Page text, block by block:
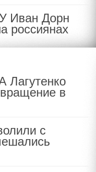
Иван Дорн
россиянах
Лагутенко
в
с